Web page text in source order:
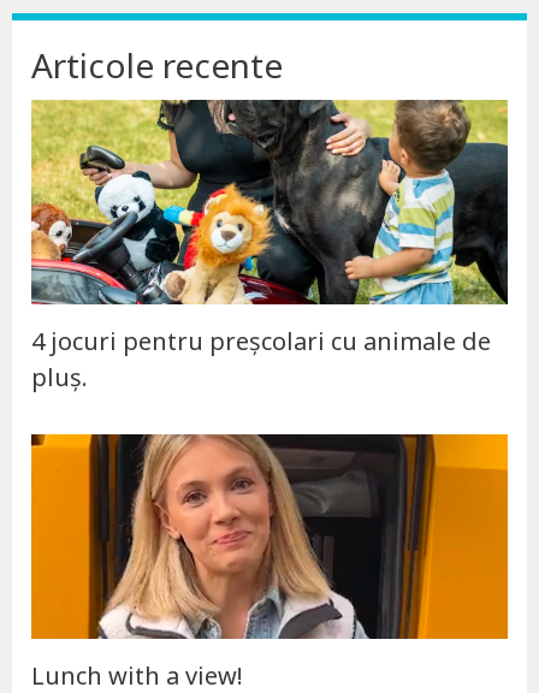
Articole recente
4 jocuri pentru preșcolari cu animale de
pluș.
Lunch with a view!